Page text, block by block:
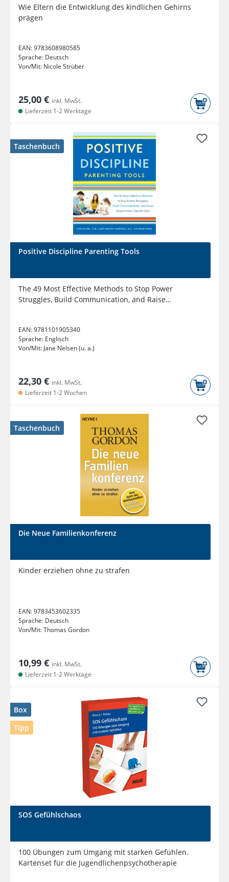
Wie Eltern die Entwicklung des kindlichen Gehirns
prägen
EAN:9783608980585
Sprache: Deutsch
Von/Mit: Nicole Strüber
25,00 € inkl. MwSt.
Lieferzeit 1-2 Werktage
Taschenbuch
Positive Discipline Parenting Tools
The 49 Most Effective Methods to Stop Power
Struggles, Build Communication, and Raise
EAN:9781101905340
Sprache: Englisch
Von/Mit: Jane Nelsen (u. a.)
22,30 € inkl. MwSt.
Lieferzeit 1-2 Wochen
Taschenbuch
Die Neue Familienkonferenz
Kinder erziehen ohne zu strafen
EAN:9783453602335
Sprache: Deutsch
Von/Mit:Thomas Gordon
10,99 € inkl. MwSt.
Lieferzeit 1-2 Werktage
Box
Tipp
SOS Gefühlschaos
100 Übungen zum Umgang mit starken Gefühlen.
Kartenset für die Jugendlichenpsychotherapie